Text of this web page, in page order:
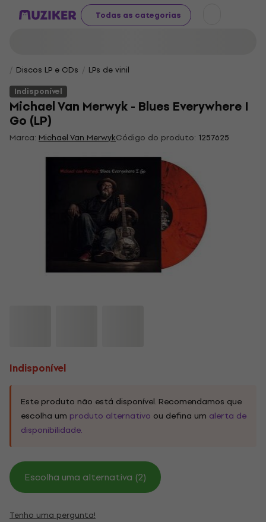
Todas as categorias
Discos LP e CDs
LPs de vinil
Indisponível
Michael Van Merwyk - Blues Everywhere I
Go (LP)
Marca: Michael Van MerwykCódigo do produto: 1257625
Indisponível
Este produto não está disponível. Recomendamos que
escolha um produto alternativo ou defina um alerta de
disponibilidade.
Escolha uma alternativa (2)
Tenho uma pergunta!